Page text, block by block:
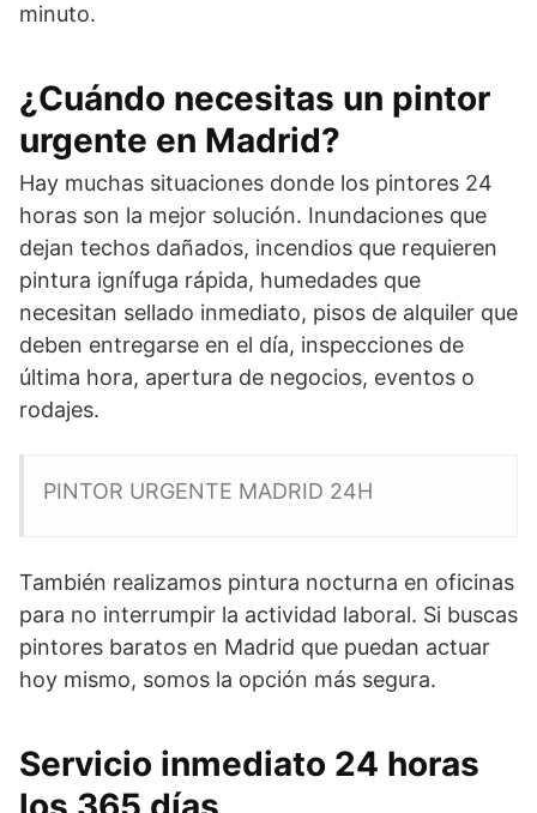
minuto.
¿Cuándo necesitas un pintor
urgente en Madrid?
Hay muchas situaciones donde los pintores 24
horas son la mejor solución. Inundaciones que
dejan techos dañados, incendios que requieren
pintura ignífuga rápida, humedades que
necesitan sellado inmediato, pisos de alquiler que
deben entregarse en el día, inspecciones de
última hora, apertura de negocios, eventos o
rodajes.
PINTOR URGENTE MADRID 24H
También realizamos pintura nocturna en oficinas
para no interrumpir la actividad laboral. Si buscas
pintores baratos en Madrid que puedan actuar
hoy mismo, somos la opción más segura.
Servicio inmediato 24 horas